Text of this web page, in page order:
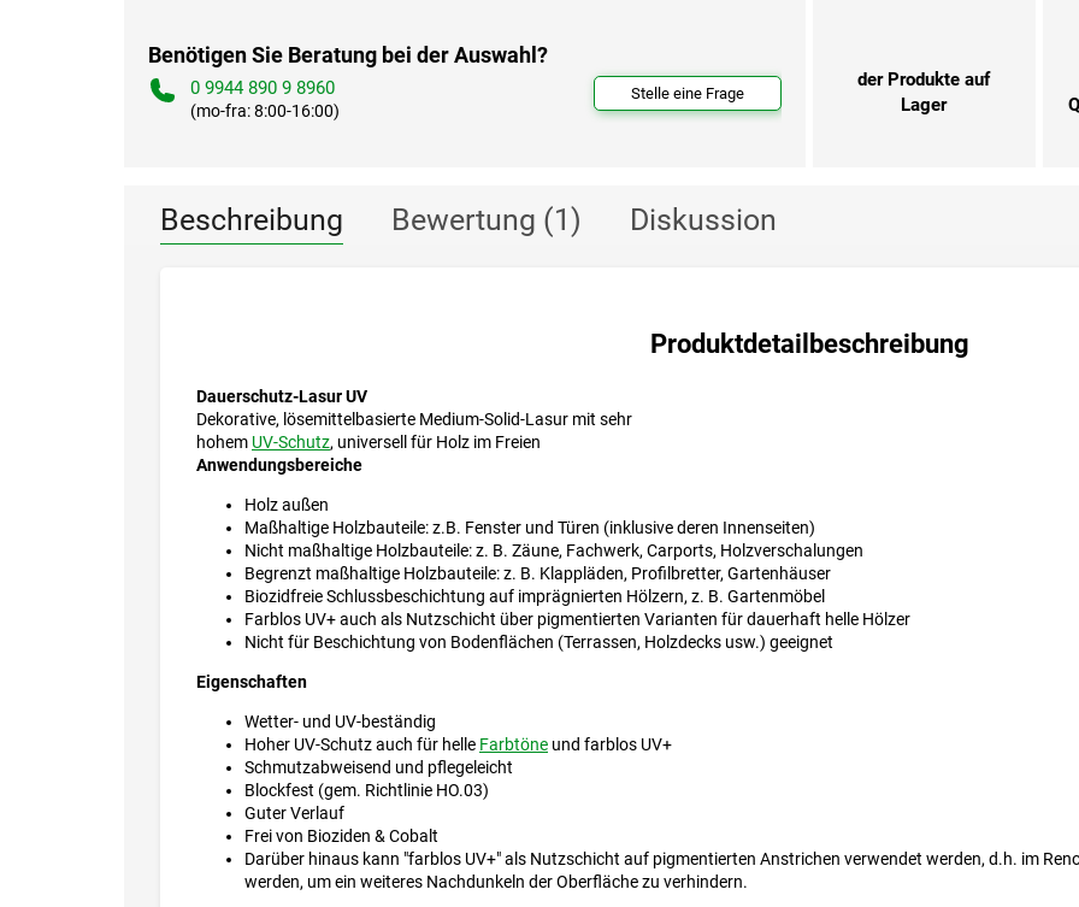
Benötigen Sie Beratung bei der Auswahl?
0 9944 890 9 8960
(mo-fra: 8:00-16:00)
Stelle eine Frage
der Produkte auf
Lager
Beschreibung Bewertung (1) Diskussion
Produktdetailbeschreibung
Dauerschutz-Lasur UV
Dekorative, lösemittelbasierte Medium-Solid-Lasur mit sehr
hohem UV-Schutz, universell für Holz im Freien
Anwendungsbereiche
Holz außen
Maßhaltige Holzbauteile: z.B. Fenster und Türen (inklusive deren Innenseiten)
Nicht maßhaltige Holzbauteile: z. B. Zäune, Fachwerk, Carports, Holzverschalungen
Begrenzt maßhaltige Holzbauteile: z. B. Klappläden, Profilbretter, Gartenhäuser
Biozidfreie Schlussbeschichtung auf imprägnierten Hölzern, z. B. Gartenmöbel
Farblos UV+ auch als Nutzschicht über pigmentierten Varianten für dauerhaft helle Hölzer
Nicht für Beschichtung von Bodenflächen (Terrassen, Holzdecks usw.) geeignet
Eigenschaften
Wetter- und UV-beständig
Hoher UV-Schutz auch für helle Farbtöne und farblos UV+
Schmutzabweisend und pflegeleicht
Blockfest (gem. Richtlinie HO.03)
Guter Verlauf
Frei von Bioziden & Cobalt
Darüber hinaus kann "farblos UV+" als Nutzschicht auf pigmentierten Anstrichen verwendet werden, d.h. im
werden, um ein weiteres Nachdunkeln der Oberfläche zu verhindern.